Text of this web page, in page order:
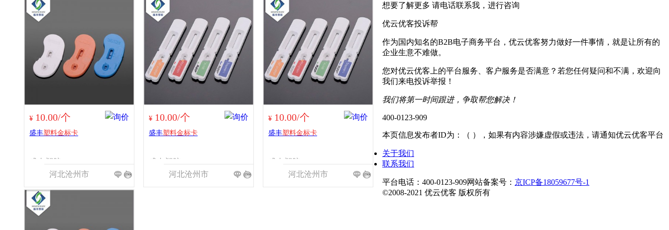
¥ 10.00/个
盛丰塑料金标卡
盛丰塑胶
河北沧州市
¥ 10.00/个
盛丰塑料金标卡
盛丰塑胶
河北沧州市
¥ 10.00/个
盛丰塑料金标卡
盛丰塑胶
河北沧州市
想要了解更多 请电话联系我，进行咨询
优云优客投诉帮
作为国内知名的B2B电子商务平台，优云优客努力做好一件事情，就是让所有的
企业生意不难做。
您对优云优客上的平台服务、客户服务是否满意？若您任何疑问和不满，欢迎向
我们来电投诉举报！
我们将第一时间跟进，争取帮您解决！
400-0123-909
本页信息发布者ID为： （ ），如果有内容涉嫌虚假或违法，请通知优云优客平台
关于我们
联系我们
平台电话：400-0123-909网站备案号： 京ICP备18059677号-1
©2008-2021 优云优客 版权所有